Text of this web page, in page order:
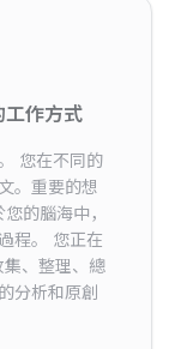
作方式
您在不同的
。重要的想
的腦海中，
程。 您正在
、整理、總
分析和原創